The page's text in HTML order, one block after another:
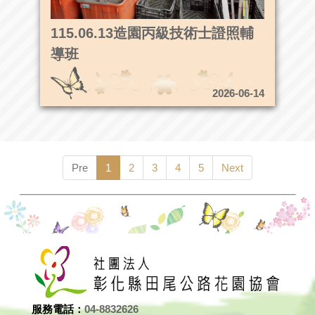
115.06.13造園丙級技術士證照輔
導班
2026-06-14
Pre 1 2 3 4 5 Next
服務電話：04-8832626